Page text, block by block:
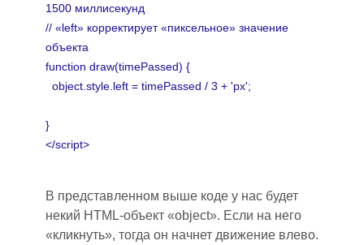
1500 миллисекунд
// «left» корректирует «пиксельное» значение
объекта
function draw(timePassed) {
object.style.left = timePassed / 3 + 'px';
}
</script>
В представленном выше коде у нас будет
некий HTML-объект «object». Если на него
«кликнуть», тогда он начнет движение влево.